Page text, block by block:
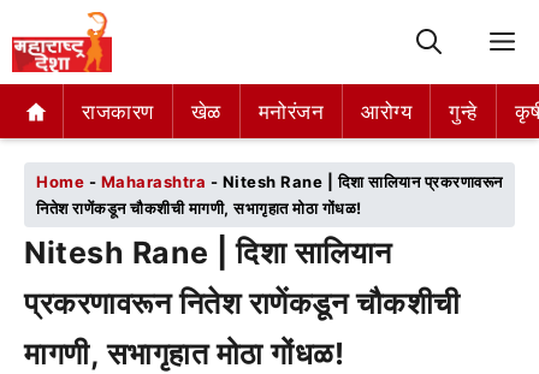
राजकारण खेळ मनोरंजन आरोग्य गुन्हे
राजकारण खेळ मनोरंजन आरोग्य गुन्हे
Home - Maharashtra - Nitesh Rane | दिशा सालियान प्रकरणावरून
नितेश राणेंकडून चौकशीची मागणी, सभागृहात मोठा गोंधळ!
Nitesh Rane | दिशा सालियान
प्रकरणावरून नितेश राणेंकडून चौकशीची
मागणी, सभागृहात मोठा गोंधळ!